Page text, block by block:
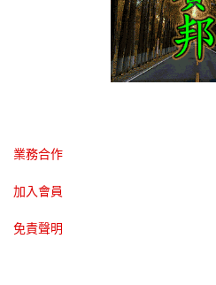
業務合作
加入會員
免責聲明